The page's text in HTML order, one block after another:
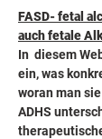
FASD- fetal
auch fetale
In  diesem
ein, was
woran man
ADHS